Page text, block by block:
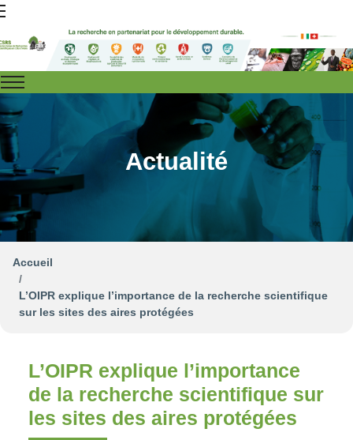
Actualité
Accueil
L’OIPR explique l’importance de la recherche scientifique
sur les sites des aires protégées
L’OIPR explique l’importance
de la recherche scientifique sur
les sites des aires protégées